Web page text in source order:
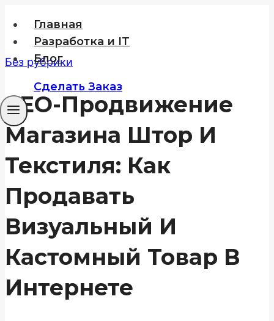
содержимому
Главная
Разработка и IT
Блог
Сделать Заказ
Без рубрики
SEO-Продвижение
Магазина Штор И
Текстиля: Как
Продавать
Визуальный И
Кастомный Товар В
Интернете